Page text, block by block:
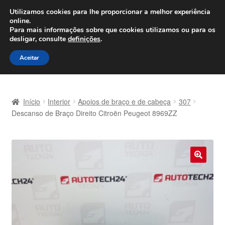
ENVIO a partir de 7 EUR
Seg-Sex, das 9h às 16h800 500 967
Ir
para
a
Saltar
para
o
Carrinho
Envio para todo o planeta
Início Interior Apoios de braço e de cabeça
307
Descanso de Braço Direito Citroën Peugeot 8969ZZ
Utilizamos cookies para lhe proporcionar a melhor experiência
online.
Para mais informações sobre que cookies utilizamos ou para os
desligar, consulte definições.
Aceitar